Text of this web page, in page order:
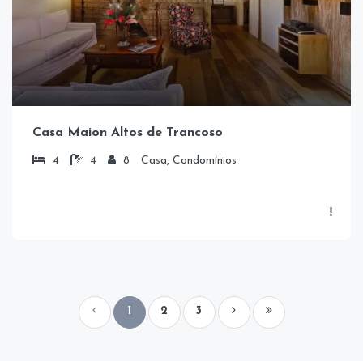
Casa Maion Altos de Trancoso
4 4 8 Casa, Condomínios
1 2 3